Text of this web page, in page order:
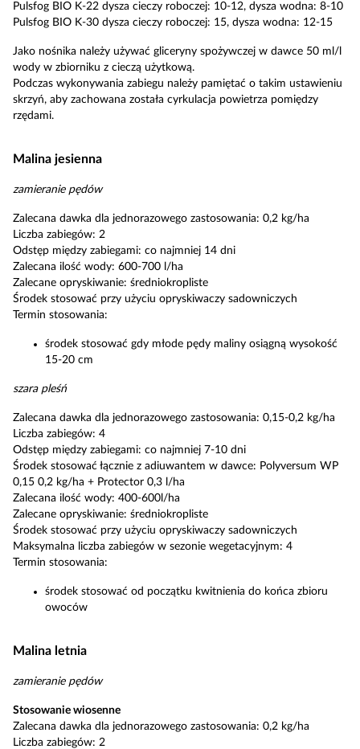
Pulsfog BIO K-22 dysza cieczy roboczej: 10-12, dysza wodna: 8-10
Pulsfog BIO K-30 dysza cieczy roboczej: 15, dysza wodna: 12-15
Jako nośnika należy używać gliceryny spożywczej w dawce 50 ml/l
wody w zbiorniku z cieczą użytkową.
Podczas wykonywania zabiegu należy pamiętać o takim ustawieniu
skrzyń, aby zachowana została cyrkulacja powietrza pomiędzy
rzędami.
Malina jesienna
zamieranie pędów
Zalecana dawka dla jednorazowego zastosowania: 0,2 kg/ha
Liczba zabiegów: 2
Odstęp między zabiegami: co najmniej 14 dni
Zalecana ilość wody: 600-700 l/ha
Zalecane opryskiwanie: średniokropliste
Środek stosować przy użyciu opryskiwaczy sadowniczych
Termin stosowania:
środek stosować gdy młode pędy maliny osiągną wysokość
15-20 cm
szara pleśń
Zalecana dawka dla jednorazowego zastosowania: 0,15-0,2 kg/ha
Liczba zabiegów: 4
Odstęp między zabiegami: co najmniej 7-10 dni
Środek stosować łącznie z adiuwantem w dawce: Polyversum WP
0,15 0,2 kg/ha + Protector 0,3 l/ha
Zalecana ilość wody: 400-600l/ha
Zalecane opryskiwanie: średniokropliste
Środek stosować przy użyciu opryskiwaczy sadowniczych
Maksymalna liczba zabiegów w sezonie wegetacyjnym: 4
Termin stosowania:
środek stosować od początku kwitnienia do końca zbioru
owoców
Malina letnia
zamieranie pędów
Stosowanie wiosenne
Zalecana dawka dla jednorazowego zastosowania: 0,2 kg/ha
Liczba zabiegów: 2